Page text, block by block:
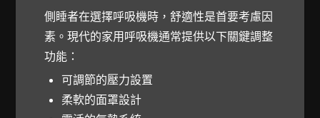
側睡者在選擇呼吸機時，舒適性是首要考慮因
素。現代的家用呼吸機通常提供以下關鍵調整
功能：
可調節的壓力設置
柔軟的面罩設計